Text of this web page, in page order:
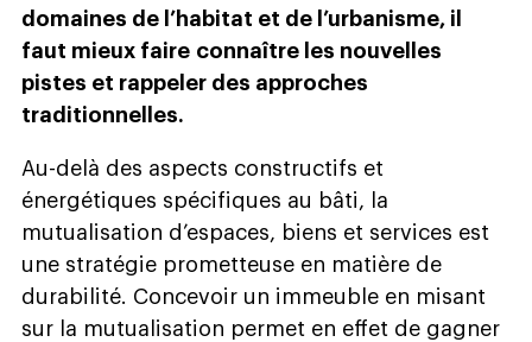
domaines de l’habitat et de l’urbanisme, il
faut mieux faire connaître les nouvelles
pistes et rappeler des approches
traditionnelles.
Au-delà des aspects constructifs et
énergétiques spécifiques au bâti, la
mutualisation d’espaces, biens et services est
une stratégie prometteuse en matière de
durabilité. Concevoir un immeuble en misant
sur la mutualisation permet en effet de gagner